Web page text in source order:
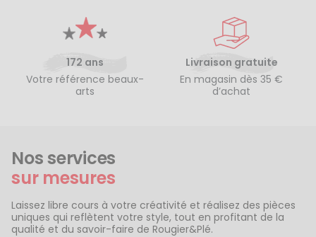
172 ans
Votre référence beaux-
arts
Livraison gratuite
En magasin dès 35 €
d’achat
Nos services
sur mesures
Laissez libre cours à votre créativité et réalisez des pièces
uniques qui reflètent votre style, tout en profitant de la
qualité et du savoir-faire de Rougier&Plé.